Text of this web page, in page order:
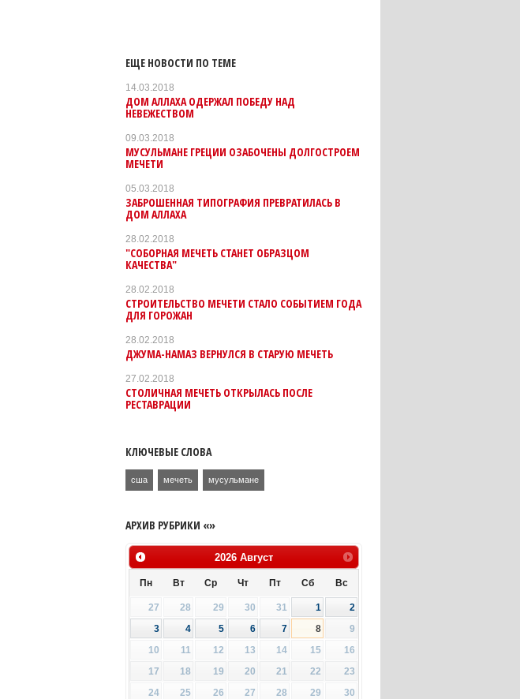
ЕЩЕ НОВОСТИ ПО ТЕМЕ
14.03.2018
ДОМ АЛЛАХА ОДЕРЖАЛ ПОБЕДУ НАД
НЕВЕЖЕСТВОМ
09.03.2018
МУСУЛЬМАНЕ ГРЕЦИИ ОЗАБОЧЕНЫ ДОЛГОСТРОЕМ
МЕЧЕТИ
05.03.2018
ЗАБРОШЕННАЯ ТИПОГРАФИЯ ПРЕВРАТИЛАСЬ В
ДОМ АЛЛАХА
28.02.2018
"СОБОРНАЯ МЕЧЕТЬ СТАНЕТ ОБРАЗЦОМ
КАЧЕСТВА"
28.02.2018
СТРОИТЕЛЬСТВО МЕЧЕТИ СТАЛО СОБЫТИЕМ ГОДА
ДЛЯ ГОРОЖАН
28.02.2018
ДЖУМА-НАМАЗ ВЕРНУЛСЯ В СТАРУЮ МЕЧЕТЬ
27.02.2018
СТОЛИЧНАЯ МЕЧЕТЬ ОТКРЫЛАСЬ ПОСЛЕ
РЕСТАВРАЦИИ
КЛЮЧЕВЫЕ СЛОВА
сша мечеть мусульмане
АРХИВ РУБРИКИ «»
2026 Август
Пн Вт Ср Чт Пт Сб Вс
27 28 29 30 31 1
2
3
4 5 6 7 8
9
10
11 12 13 14 15
16
17
18 19 20 21 22
23
24
25 26 27 28 29
30